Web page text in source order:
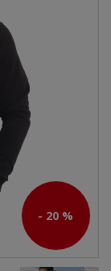
- 20 %